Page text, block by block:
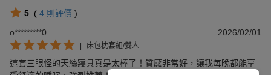
5 ( 4 則評價 )
o*********0
2026/02/01
| 床包枕套組/雙人
這套三眼怪的天絲寢具真是太棒了！質感非常好，讓我每晚都能享